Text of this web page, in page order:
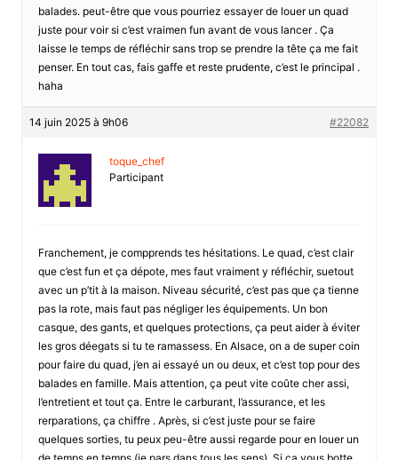
balades. peut-être que vous pourriez essayer de louer un quad
juste pour voir si c’est vraimen fun avant de vous lancer . Ça
laisse le temps de réfléchir sans trop se prendre la tête ça me fait
penser. En tout cas, fais gaffe et reste prudente, c’est le principal .
haha
14 juin 2025 à 9h06 #22082
toque_chef
Participant
Franchement, je compprends tes hésitations. Le quad, c’est clair
que c’est fun et ça dépote, mes faut vraiment y réfléchir, suetout
avec un p’tit à la maison. Niveau sécurité, c’est pas que ça tienne
pas la rote, mais faut pas négliger les équipements. Un bon
casque, des gants, et quelques protections, ça peut aider à éviter
les gros déegats si tu te ramassess. En Alsace, on a de super coin
pour faire du quad, j’en ai essayé un ou deux, et c’est top pour des
balades en famille. Mais attention, ça peut vite coûte cher assi,
l’entretient et tout ça. Entre le carburant, l’assurance, et les
rerparations, ça chiffre . Après, si c’est juste pour se faire
quelques sorties, tu peux peu-être aussi regarde pour en louer un